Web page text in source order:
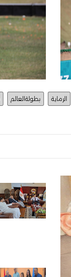
الرماية بطولةالعالم